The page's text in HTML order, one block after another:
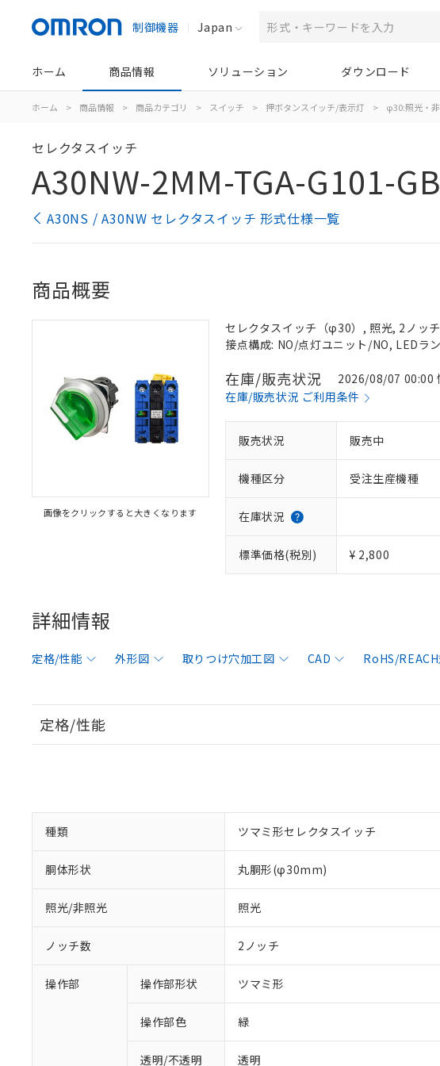
制御機器 Japan
ホーム 商品情報 ソリューション ダウンロード
ホーム > 商品情報 > 商品カテゴリ > スイッチ > 押ボタンスイッチ/表示灯 > φ30:照光・
セレクタスイッチ
A30NW-2MM-TGA-G101-GB
A30NS / A30NW セレクタスイッチ 形式仕様一覧
商品概要
画像をクリックすると大きくなります
セレクタスイッチ（φ30）, 照光, 2ノッ
接点構成: NO/点灯ユニット/NO, LEDラ
在庫/販売状況
2026/08/07 00:00
在庫/販売状況 ご利用条件
販売状況 販売中
機種区分 受注生産機種
在庫状況
標準価格(税別) ¥ 2,800
詳細情報
定格/性能 外形図 取りつけ穴加工図 CAD RoHS/
定格/性能
種類 ツマミ形セレクタスイッチ
胴体形状 丸胴形(φ30mm)
照光/非照光 照光
ノッチ数 2ノッチ
操作部 操作部形状 ツマミ形
操作部色 緑
透明/不透明 透明